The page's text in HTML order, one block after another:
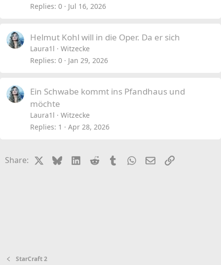
Replies 0 Jul 16, 2026
Helmut Kohl will in die Oper. Da er sich
Laura1l
Witzecke
Replies 0 Jan 29, 2026
Ein Schwabe kommt ins Pfandhaus und
möchte
Laura1l
Witzecke
Replies 1 Apr 28, 2026
Share: BlueskyLinkedIn
Reddit TumblrWhatsApp
EmailLink
StarCraft 2